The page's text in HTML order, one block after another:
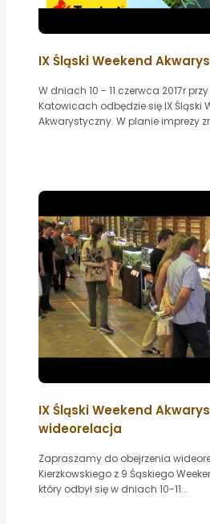
IX Śląski Weekend
W dniach 10 - 11 czerwca 2017r
Katowicach odbędzie się IX Śląski
Akwarystyczny. W planie imprezy
IX Śląski Weekend
wideorelacja
Zapraszamy do obejrzenia
Kierzkowskiego z 9 Śąskiego
który odbył się w dniach 10-11...